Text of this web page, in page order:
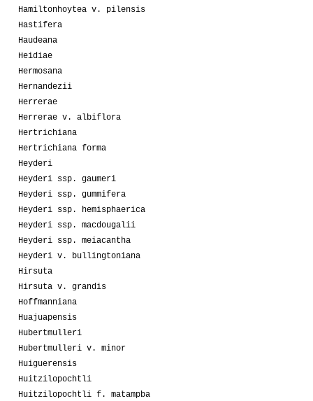
Hamiltonhoytea v. pilensis
Hastifera
Haudeana
Heidiae
Hermosana
Hernandezii
Herrerae
Herrerae v. albiflora
Hertrichiana
Hertrichiana forma
Heyderi
Heyderi ssp. gaumeri
Heyderi ssp. gummifera
Heyderi ssp. hemisphaerica
Heyderi ssp. macdougalii
Heyderi ssp. meiacantha
Heyderi v. bullingtoniana
Hirsuta
Hirsuta v. grandis
Hoffmanniana
Huajuapensis
Hubertmulleri
Hubertmulleri v. minor
Huiguerensis
Huitzilopochtli
Huitzilopochtli f. matampba